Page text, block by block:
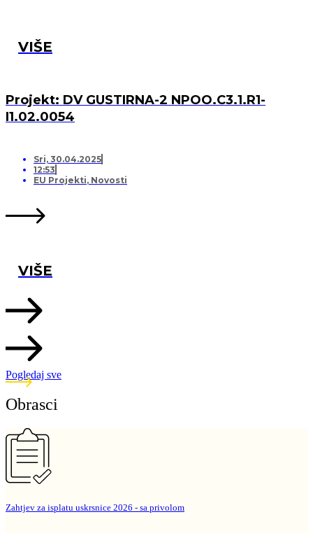
VIŠE
Projekt: DV GUSTIRNA-2 NPOO.C3.1.R1-
I1.02.0054
Sri, 30.04.2025
12:53
EU Projekti, Novosti
VIŠE
Pogledaj sve
Obrasci
Zahtjev za isplatu uskrsnice 2026 - sa privolom